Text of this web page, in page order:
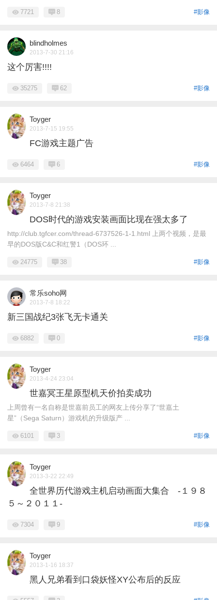
#影像
7721 8
blindholmes
2013-7-30 21:16
这个厉害!!!!
#影像
35275 62
Toyger
2013-7-15 19:55
FC游戏主题广告
#影像
6464 6
Toyger
2013-7-8 21:38
DOS时代的游戏安装画面比现在强太多了
http://club.tgfcer.com/thread-6737526-1-1.html 上两个视频，是最
早的DOS版C&C和红警1（DOS环 ...
#影像
24775 38
常乐soho网
2013-7-8 18:22
新三国战纪3张飞无卡通关
#影像
6882 0
Toyger
2013-4-24 23:04
世嘉冥王星原型机天价拍卖成功
上周曾有一名自称是世嘉前员工的网友上传分享了“世嘉土
星”（Sega Saturn）游戏机的升级版产 ...
#影像
6101 3
Toyger
2013-3-22 22:49
全世界历代游戏主机启动画面大集合 -１９８
５～２０１１-
#影像
7304 9
Toyger
2013-1-16 18:37
黑人兄弟看到口袋妖怪XY公布后的反应